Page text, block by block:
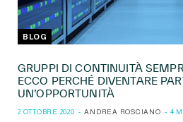
BLOG
GRUPPI DI CONTINUITÀ
ECCO PERCHÉ DIVENTARE
UN’OPPORTUNITÀ
2 OTTOBRE 2020 ANDREA ROSCIANO 4